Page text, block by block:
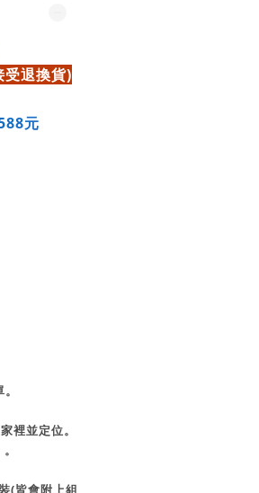
受退換貨)
元
裡並定位。
(皆會附上組